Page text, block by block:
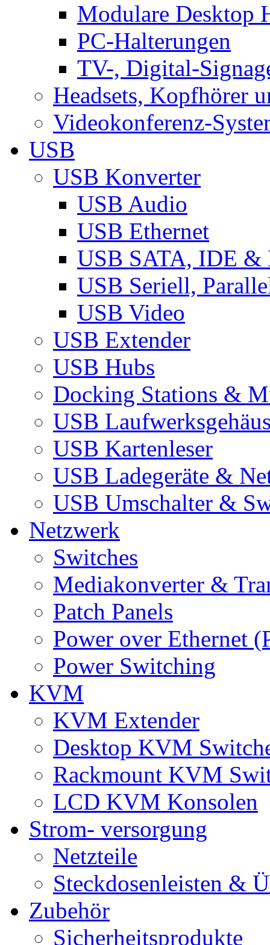
Modulare Desktop
PC-Halterungen
TV-, Digital-
Headsets, Kopfhörer
Videokonferenz-
USB
USB Konverter
USB Audio
USB Ethernet
USB SATA, IDE &
USB Seriell,
USB Video
USB Extender
USB Hubs
Docking Stations &
USB
USB Kartenleser
USB Ladegeräte &
USB Umschalter &
Netzwerk
Switches
Mediakonverter &
Patch Panels
Power over Ethernet
Power Switching
KVM
KVM Extender
Desktop KVM
Rackmount KVM
LCD KVM Konsolen
Strom- versorgung
Netzteile
Steckdosenleisten &
Zubehör
Sicherheitsprodukte